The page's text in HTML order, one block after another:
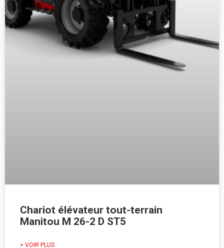
Chariot élévateur tout-terrain
Manitou M 26-2 D ST5
> VOIR PLUS